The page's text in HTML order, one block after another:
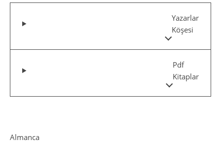
Yazarlar
Köşesi
Pdf
Kitaplar
Almanca